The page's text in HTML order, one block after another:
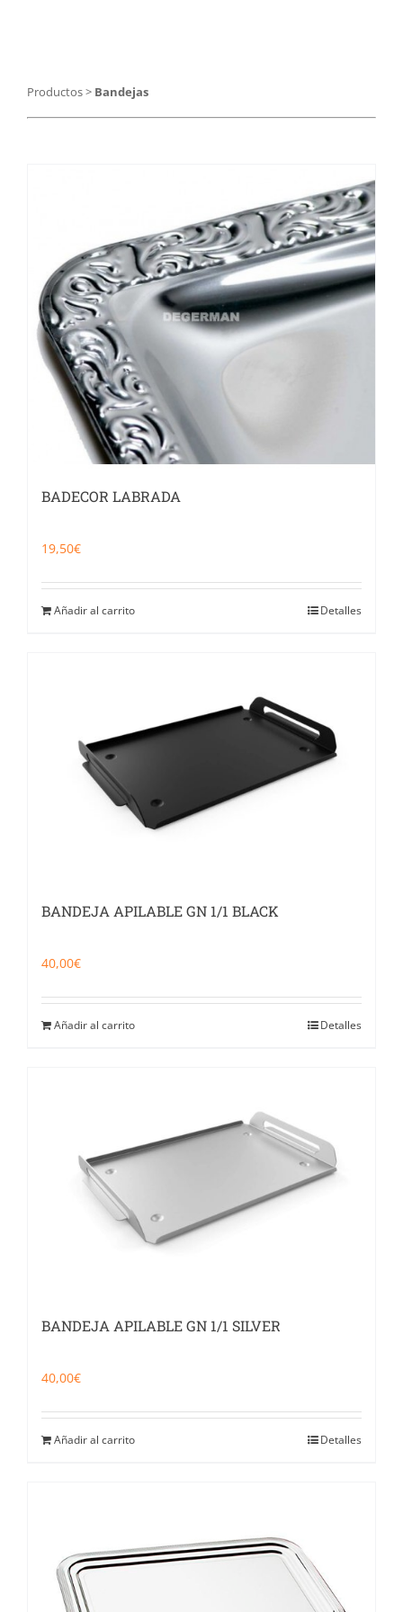
91 629 17 10
Productos> Bandejas
BADECOR LABRADA
19,50€
Añadir al carrito Detalles
BANDEJA APILABLE GN 1/1 BLACK
40,00€
Añadir al carrito Detalles
BANDEJA APILABLE GN 1/1 SILVER
40,00€
Añadir al carrito Detalles